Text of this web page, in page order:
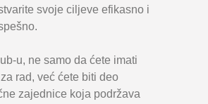
svoje ciljeve efikasno i
u, ne samo da ćete imati
rad, već ćete biti deo
zajednice koja podržava